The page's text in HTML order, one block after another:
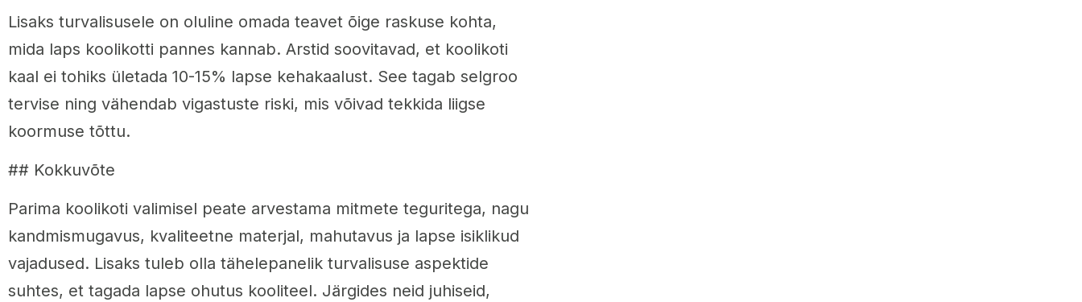
Lisaks turvalisusele on oluline omada teavet õige raskuse kohta,
mida laps koolikotti pannes kannab. Arstid soovitavad, et koolikoti
kaal ei tohiks ületada 10-15% lapse kehakaalust. See tagab selgroo
tervise ning vähendab vigastuste riski, mis võivad tekkida liigse
koormuse tõttu.
## Kokkuvõte
Parima koolikoti valimisel peate arvestama mitmete teguritega, nagu
kandmismugavus, kvaliteetne materjal, mahutavus ja lapse isiklikud
vajadused. Lisaks tuleb olla tähelepanelik turvalisuse aspektide
suhtes, et tagada lapse ohutus kooliteel. Järgides neid juhiseid,